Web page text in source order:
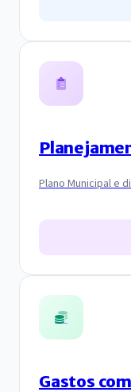
Plano Municipal e
Gastos